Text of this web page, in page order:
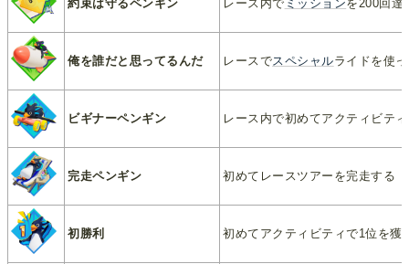
約束は守るペンギン レース内で ミッションを200回達
俺を誰だと思ってるんだ レースでスペシャルライドを使
ビギナーペンギン レース内で初めてアクティビテ
完走ペンギン 初めてレースツアーを完走する
初勝利 初めてアクティビティで1位を獲